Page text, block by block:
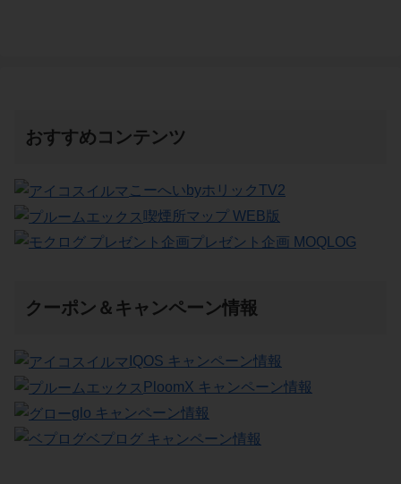
おすすめコンテンツ
こーへいbyホリックTV2
喫煙所マップ WEB版
プレゼント企画 MOQLOG
クーポン＆キャンペーン情報
IQOS キャンペーン情報
PloomX キャンペーン情報
glo キャンペーン情報
ベプログ キャンペーン情報